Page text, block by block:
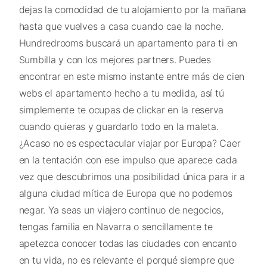
dejas la comodidad de tu alojamiento por la mañana
hasta que vuelves a casa cuando cae la noche.
Hundredrooms buscará un apartamento para ti en
Sumbilla y con los mejores partners. Puedes
encontrar en este mismo instante entre más de cien
webs el apartamento hecho a tu medida, así tú
simplemente te ocupas de clickar en la reserva
cuando quieras y guardarlo todo en la maleta.
¿Acaso no es espectacular viajar por Europa? Caer
en la tentación con ese impulso que aparece cada
vez que descubrimos una posibilidad única para ir a
alguna ciudad mítica de Europa que no podemos
negar. Ya seas un viajero continuo de negocios,
tengas familia en Navarra o sencillamente te
apetezca conocer todas las ciudades con encanto
en tu vida, no es relevante el porqué siempre que